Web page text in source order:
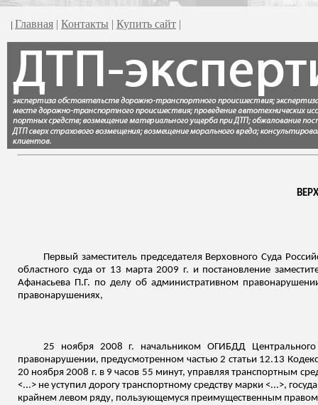
| Главная | Контакты | Купить сайт |
Первый заместитель председателя Верховного Суда
областного суда от 13 марта 2009 г. и постановление
Афанасьева П.Г. по делу об административном
правонарушениях,
25 ноября 2008 г. начальником ОГИБДД
правонарушении, предусмотренном частью 2 статьи 12.13
20 ноября 2008 г. в 9 часов 55 минут, управляя транспортным
<...> не уступил дорогу транспортному средству марки <...>,
крайнем левом ряду, пользующемуся преимущественным правом